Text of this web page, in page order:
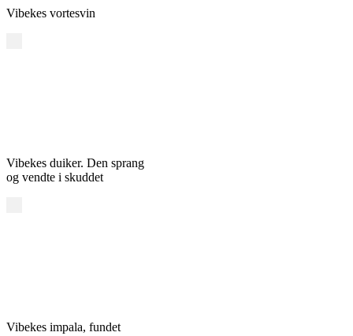
Vibekes vortesvin
Vibekes duiker. Den sprang
og vendte i skuddet
Vibekes impala, fundet